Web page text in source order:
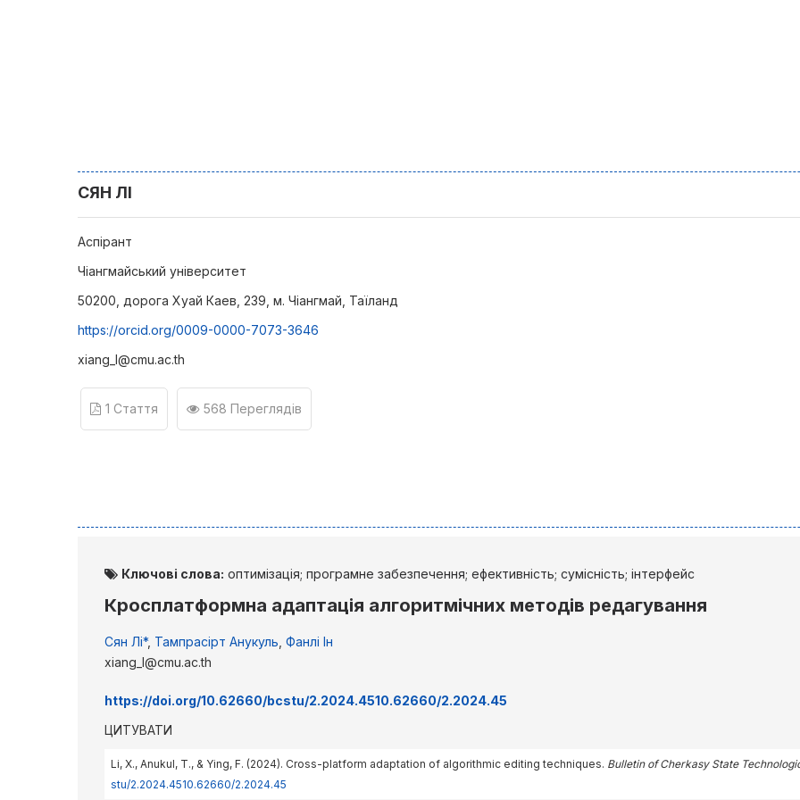
СЯН ЛІ
Аспірант
Чіангмайський університет
50200, дорога Хуай Каев, 239, м. Чіангмай, Таїланд
https://orcid.org/0009-0000-7073-3646
xiang_l@cmu.ac.th
1 Стаття 568 Переглядів
Ключові слова: оптимізація; програмне забезпечення; ефективність; сумісність; інтерфейс
Кросплатформна адаптація алгоритмічних методів редагування
Сян Лі*, Тампрасірт Анукуль Фанлі Ін
xiang_l@cmu.ac.th
https://doi.org/10.62660/bcstu/2.2024.4510.62660/2.2024.45
ЦИТУВАТИ
Li, X., Anukul, T., & Ying, F. (2024). Cross-platform adaptation of algorithmic editing techniques. Bulletin of Cherkasy State
stu/2.2024.4510.62660/2.2024.45